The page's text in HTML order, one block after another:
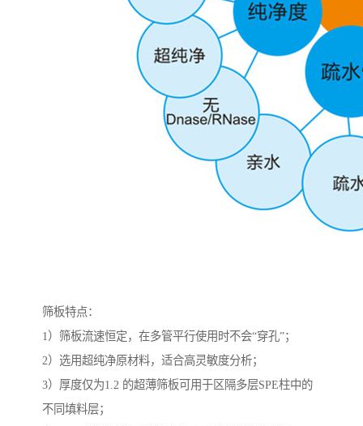
筛板特点：
1）筛板流速恒定，在多管平行使用时不会“穿孔”；
2）选用超纯净原材料，适合高灵敏度分析；
3）厚度仅为1.2 的超薄筛板可用于区隔多层SPE柱中的
不同填料层；